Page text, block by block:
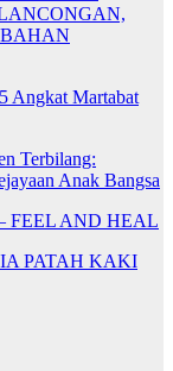
Angkat Martabat
Terbilang:
Anak Bangsa
FEEL AND HEAL
PATAH KAKI